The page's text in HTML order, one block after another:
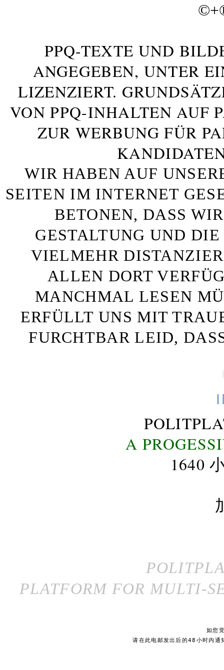
©+
PPQ-TEXTE UND
ANGEGEBEN, UNTER
LIZENZIERT.
VON PPQ-INHALTEN AUF
ZUR WERBUNG FÜR
WIR HABEN AUF
SEITEN IM INTERNET
BETONEN, DASS
GESTALTUNG UND
VIELMEHR
ALLEN DORT
MANCHMAL LESEN
ERFÜLLT UNS MIT
FURCHTBAR LEID,
A
1640
PLATFORM FOR MULTI-
如您
请在此电邮发出后的48小时内通